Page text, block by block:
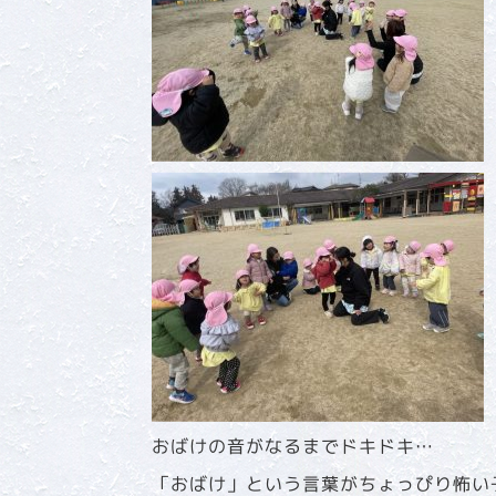
おばけの音がなるまでドキドキ…
「おばけ」という言葉がちょっぴり怖